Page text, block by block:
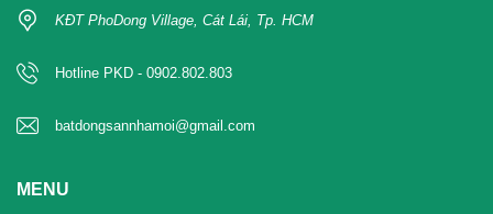
KĐT PhoDong Village, Cát Lái, Tp. HCM
Hotline PKD - 0902.802.803
batdongsannhamoi@gmail.com
MENU